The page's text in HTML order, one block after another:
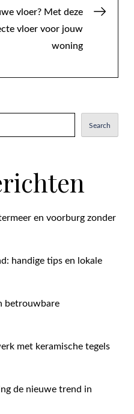
vloer? Met deze
vloer voor jouw
woning
Search
en voorburg zonder
handige tips en lokale
betrouwbare
met keramische tegels
de nieuwe trend in